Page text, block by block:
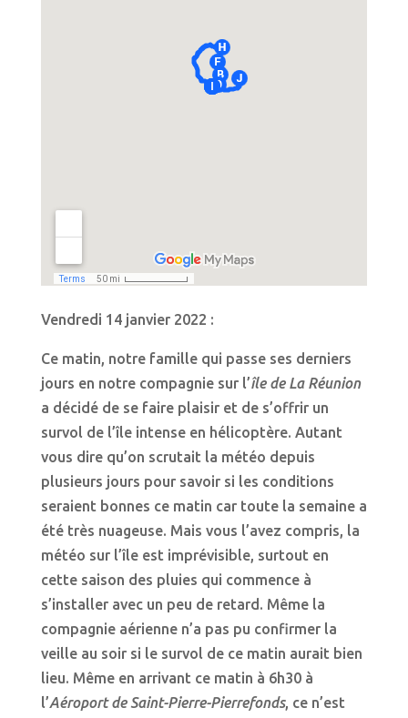
Vendredi 14 janvier 2022 :
Ce matin, notre famille qui passe ses derniers
jours en notre compagnie sur l’île de La Réunion
a décidé de se faire plaisir et de s’offrir un
survol de l’île intense en hélicoptère. Autant
vous dire qu’on scrutait la météo depuis
plusieurs jours pour savoir si les conditions
seraient bonnes ce matin car toute la semaine a
été très nuageuse. Mais vous l’avez compris, la
météo sur l’île est imprévisible, surtout en
cette saison des pluies qui commence à
s’installer avec un peu de retard. Même la
compagnie aérienne n’a pas pu confirmer la
veille au soir si le survol de ce matin aurait bien
lieu. Même en arrivant ce matin à 6h30 à
l’Aéroport de Saint-Pierre-Pierrefonds, ce n’est